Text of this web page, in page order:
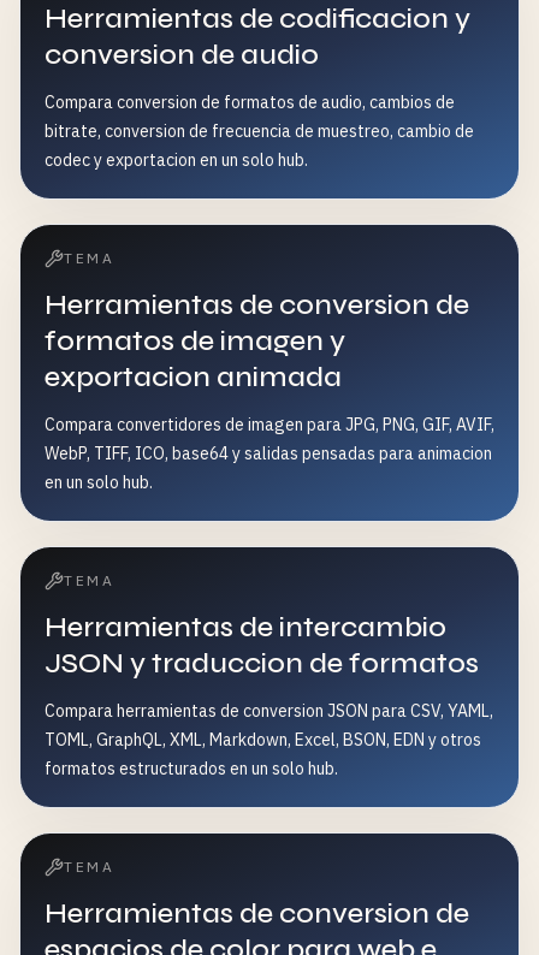
Herramientas de codificacion y
conversion de audio
Compara conversion de formatos de audio, cambios de
bitrate, conversion de frecuencia de muestreo, cambio de
codec y exportacion en un solo hub.
TEMA
Herramientas de conversion de
formatos de imagen y
exportacion animada
Compara convertidores de imagen para JPG, PNG, GIF, AVIF,
WebP, TIFF, ICO, base64 y salidas pensadas para animacion
en un solo hub.
TEMA
Herramientas de intercambio
JSON y traduccion de formatos
Compara herramientas de conversion JSON para CSV, YAML,
TOML, GraphQL, XML, Markdown, Excel, BSON, EDN y otros
formatos estructurados en un solo hub.
TEMA
Herramientas de conversion de